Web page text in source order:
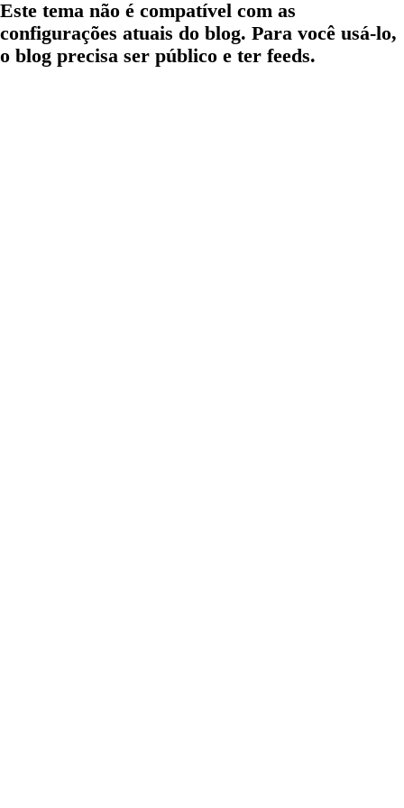
Este tema não é compatível com as
configurações atuais do blog. Para você usá-lo,
o blog precisa ser público e ter feeds.